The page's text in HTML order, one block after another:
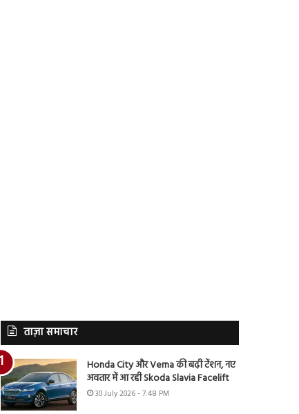
ताज़ा समाचार
Honda City और Verna की बढ़ी टेंशन, नए
अवतार में आ रही Skoda Slavia Facelift
30 July 2026 - 7:48 PM